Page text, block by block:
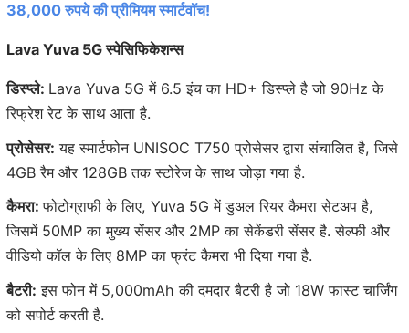
38,000 रुपये की प्रीमियम स्मार्टवॉच!
Lava Yuva 5G स्पेसिफिकेशन्स
डिस्प्ले: Lava Yuva 5G में 6.5 इंच का HD+ डिस्प्ले है जो 90Hz के
रिफ्रेश रेट के साथ आता है.
प्रोसेसर: यह स्मार्टफोन UNISOC T750 प्रोसेसर द्वारा संचालित है, जिसे
4GB रैम और 128GB तक स्टोरेज के साथ जोड़ा गया है.
कैमरा:फोटोग्राफी के लिए, Yuva 5G में डुअल रियर कैमरा सेटअप है,
जिसमें 50MP का मुख्य सेंसर और 2MP का सेकेंडरी सेंसर है. सेल्फी और
वीडियो कॉल के लिए 8MP का फ्रंट कैमरा भी दिया गया है.
बैटरी: इस फोन में 5,000mAh की दमदार बैटरी है जो 18W फास्ट चार्जिंग
को सपोर्ट करती है.